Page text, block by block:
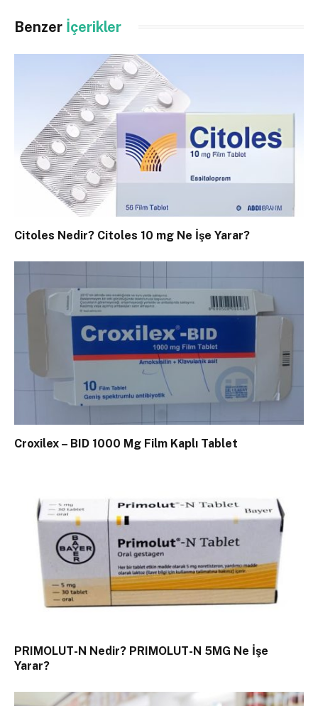
Benzer İçerikler
Citoles Nedir? Citoles 10 mg Ne İşe Yarar?
Croxilex – BID 1000 Mg Film Kaplı Tablet
PRIMOLUT-N Nedir? PRIMOLUT-N 5MG Ne İşe
Yarar?